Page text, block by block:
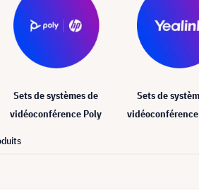
Sets de systèmes de
vidéoconférence Poly
Sets de